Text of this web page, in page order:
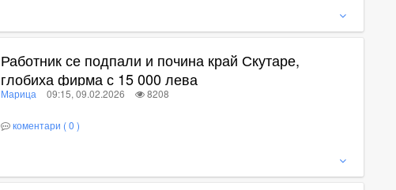
Работник се подпали и почина край Скутаре,
глобиха фирма с 15 000 лева
Марица 09:15, 09.02.2026 8208
коментари ( 0 )